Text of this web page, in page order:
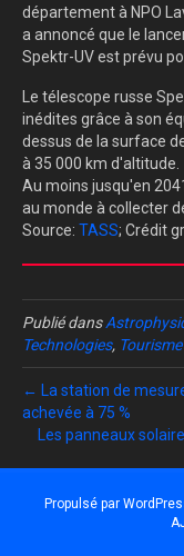
département à NPO
a annoncé que le
Spektr-UV est prévu
Le télescope russe
inédites grâce à son
dessus de la surface
à 35 000 km d'altitude.
Au moins jusqu'en
au monde à collecter
Source: TASS; Crédit
Publié dans
Technologies,
← La station de
achevée à 75 %
Les panneaux
Propulsé par